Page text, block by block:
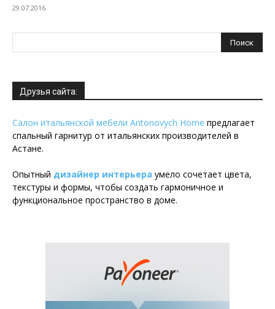
29.07.2016
Друзья сайта:
Салон итальянской мебели Antonovych Home предлагает
спальный гарнитур от итальянских производителей в
Астане.
Опытный дизайнер интерьера умело сочетает цвета,
текстуры и формы, чтобы создать гармоничное и
функциональное пространство в доме.